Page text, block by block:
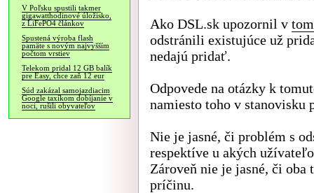
V Poľsku spustili takmer
gigawatthodinové úložisko,
z LiFePO4 článkov
Spustená výroba flash
pamäte s novým najvyšším
počtom vrstiev
Telekom pridal 12 GB balík
pre Easy, chce zaň 12 eur
Súd zakázal samojazdiacim
Google taxíkom dobíjanie v
noci, rušili obyvateľov
Ako DSL.sk upozornil v
odstránili existujúce už
nedajú pridať.
Odpovede na otázky k
namiesto toho v stanovisku
Nie je jasné, či problém s
respektíve u akých
Zároveň nie je jasné, či
príčinu.